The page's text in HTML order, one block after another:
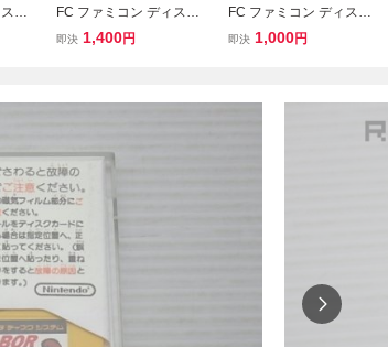
ク
FC ファミコン ディスク
システム ディスクカード
即決 1,400円
FC ファミコン ディスク
システム ディスクカード
即決 1,000円